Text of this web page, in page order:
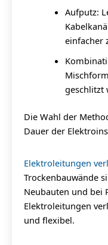
Aufputz:
einfacher
geschlitzt
Die Wahl der
Dauer der
Elektroleitungen
Trockenbauwände
Neubauten und bei
Elektroleitungen
und flexibel.